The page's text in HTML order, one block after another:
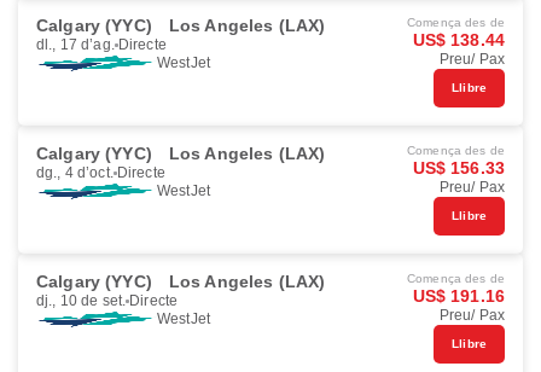
Calgary (YYC) Los Angeles (LAX)
dl., 17 d’ag. Directe
WestJet
Comença des de
US$ 138.44
Preu/ Pax
Llibre
Calgary (YYC) Los Angeles (LAX)
dg., 4 d’oct. Directe
WestJet
Comença des de
US$ 156.33
Preu/ Pax
Llibre
Calgary (YYC) Los Angeles (LAX)
dj., 10 de set. Directe
WestJet
Comença des de
US$ 191.16
Preu/ Pax
Llibre